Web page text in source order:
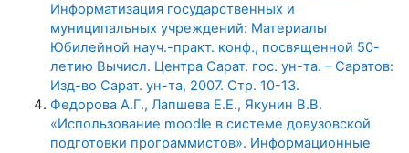
Информатизация государственных и
муниципальных учреждений: Материалы
Юбилейной науч.-практ. конф., посвященной 50-
летию Вычисл. Центра Сарат. гос. ун-та. – Саратов:
Изд-во Сарат. ун-та, 2007. Стр. 10-13.
Федорова А.Г., Лапшева Е.Е., Якунин В.В.
«Использование moodle в системе довузовской
подготовки программистов». Информационные